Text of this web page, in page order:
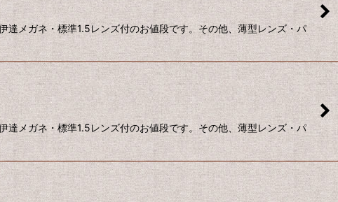
メガネ・標準1.5レンズ付のお値段です。その他、薄型レンズ・パ
メガネ・標準1.5レンズ付のお値段です。その他、薄型レンズ・パ